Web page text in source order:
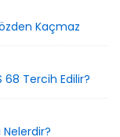
Kaçmaz
68 Tercih Edilir?
Nelerdir?